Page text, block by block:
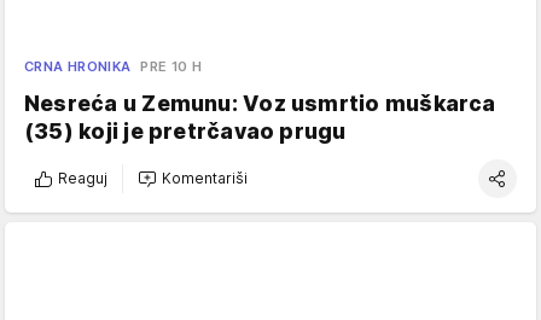
CRNA HRONIKA PRE 10 H
Nesreća u Zemunu: Voz usmrtio muškarca
(35) koji je pretrčavao prugu
Reaguj Komentariši